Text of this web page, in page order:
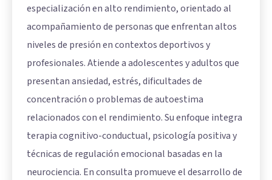
especialización en alto rendimiento, orientado al
acompañamiento de personas que enfrentan altos
niveles de presión en contextos deportivos y
profesionales. Atiende a adolescentes y adultos que
presentan ansiedad, estrés, dificultades de
concentración o problemas de autoestima
relacionados con el rendimiento. Su enfoque integra
terapia cognitivo-conductual, psicología positiva y
técnicas de regulación emocional basadas en la
neurociencia. En consulta promueve el desarrollo de